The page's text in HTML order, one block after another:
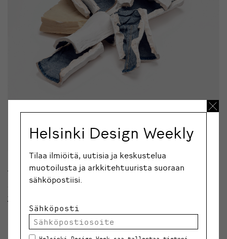
Tässä juttusarjassa teitä edeltänyt Kristina
Sedlerova halusi kysyä, miten kohtasitte ja
ymmärsitte, että haluatte työskennellä yhdessä?
A: Tapasimme Taideteollisessa korkeakoulussa, kun
minä tein ensimmäistä mallistoani ja Elina
Helsinki Design Weekly
Tilaa ilmiöitä, uutisia ja keskustelua
muotoilusta ja arkkitehtuurista suoraan
sähköpostiisi.
Sähköposti